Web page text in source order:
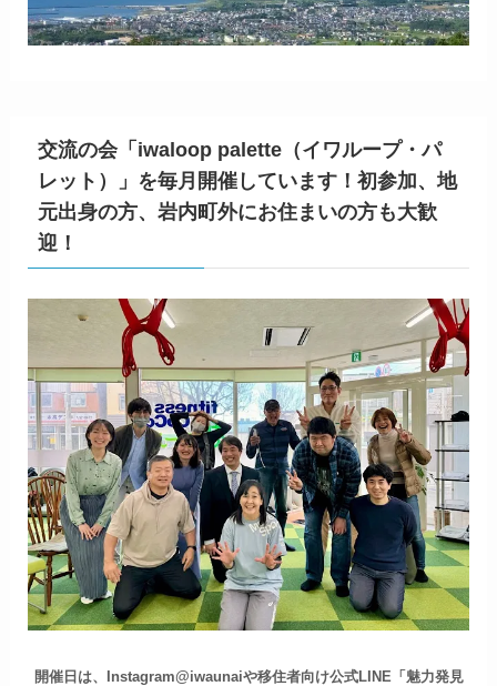
交流の会「iwaloop palette（イワループ・パ
レット）」を毎月開催しています！初参加、地
元出身の方、岩内町外にお住まいの方も大歓
迎！
開催日は、Instagram@iwaunaiや移住者向け公式LINE「魅力発見